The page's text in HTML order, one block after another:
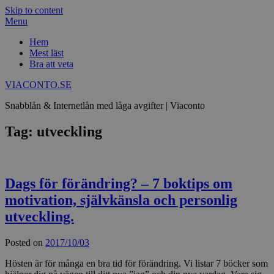
Skip to content
Menu
Hem
Mest läst
Bra att veta
VIACONTO.SE
Snabblån & Internetlån med låga avgifter | Viaconto
Tag: utveckling
Dags för förändring? – 7 boktips om
motivation, självkänsla och personlig
utveckling.
Posted on 2017/10/03
Hösten är för många en bra tid för förändring. Vi listar 7 böcker som